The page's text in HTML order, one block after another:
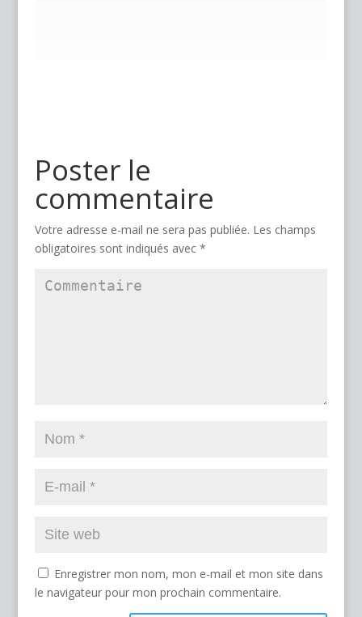
Poster le
commentaire
Votre adresse e-mail ne sera pas publiée. Les champs
obligatoires sont indiqués avec *
Enregistrer mon nom, mon e-mail et mon site dans
le navigateur pour mon prochain commentaire.